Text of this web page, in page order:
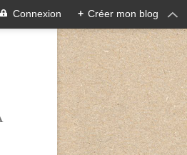
Connexion + Créer mon blog